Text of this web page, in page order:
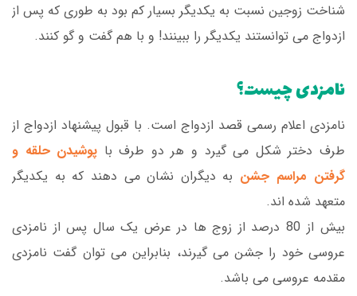
شناخت زوجین نسبت به یکدیگر بسیار کم بود به طوری که پس از
ازدواج می توانستند یکدیگر را ببینند! و با هم گفت و گو کنند.
نامزدی چیست؟
نامزدی اعلام رسمی قصد ازدواج است. با قبول پیشنهاد ازدواج از
طرف دختر شکل می گیرد و هر دو طرف با پوشیدن حلقه و
گرفتن مراسم جشن به دیگران نشان می دهند که به یکدیگر
متعهد شده اند.
بیش از 80 درصد از زوج ها در عرض یک سال پس از نامزدی
عروسی خود را جشن می گیرند، بنابراین می توان گفت نامزدی
مقدمه عروسی می باشد.